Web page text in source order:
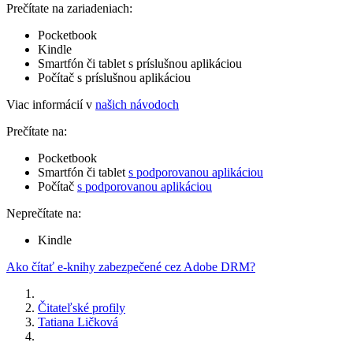
Prečítate na zariadeniach:
Pocketbook
Kindle
Smartfón či tablet s príslušnou aplikáciou
Počítač s príslušnou aplikáciou
Viac informácií v našich návodoch
Prečítate na:
Pocketbook
Smartfón či tablet s podporovanou aplikáciou
Počítač s podporovanou aplikáciou
Neprečítate na:
Kindle
Ako čítať e-knihy zabezpečené cez Adobe DRM?
Čitateľské profily
Tatiana Ličková